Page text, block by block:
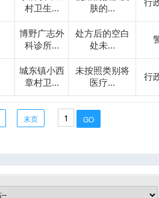
村卫生...
肤的...
行
博野广志外
科诊所...
处方后的空白
处未...
城东镇小西
章村卫...
未按照类别将
医疗...
行
末页